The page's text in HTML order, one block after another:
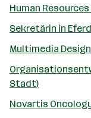
Human Resources
Sekretärin in
Multimedia Design
Stadt)
Novartis